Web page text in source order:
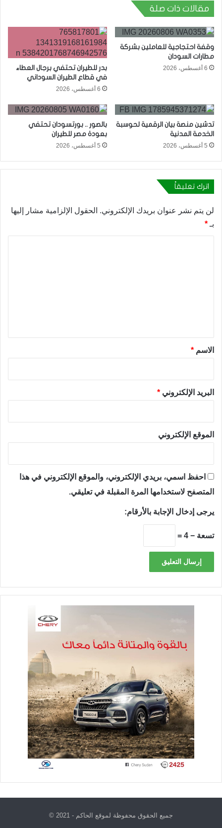
مقالات ذات صلة
وقفة احتجاجية للعاملين بشركة
مطارات السودان
6 أغسطس، 2026
بدر للطيران تحتفي برجال العطاء
في قطاع الطيران السوداني
6 أغسطس، 2026
تدشين منصة بيان الرقمية لحوسبة
الخدمة المدنية
5 أغسطس، 2026
بالصور .. بورتسودان تحتفي
بعودة مصر للطيران
5 أغسطس، 2026
اترك تعليقاً
لن يتم نشر عنوان بريدك الإلكتروني. الحقول الإلزامية مشار إليها
بـ *
*الاسم *
البريد الإلكتروني *
الموقع الإلكتروني
احفظ اسمي، بريدي الإلكتروني، والموقع الإلكتروني في هذا
المتصفح لاستخدامها المرة المقبلة في تعليقي.
يرجى إدخال الإجابة بالأرقام:
تسعة − 4 =
جميع الحقوق محفوظة لموقع الحاكم - 2021 ©